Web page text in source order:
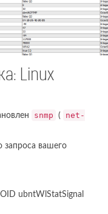
Linux
snmp (
net-
запроса вашего
ubntWlStatSignal